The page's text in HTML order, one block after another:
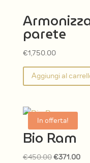
parete
€1,750.00
Aggiungi al
In offerta!
Bio Ram
€450.00Il
€371.00Il